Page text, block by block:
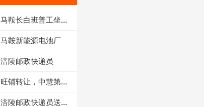
马鞍长白班普工坐班
马鞍新能源电池厂
涪陵邮政快递员
旺铺转让，中慧第一
涪陵邮政快递员送货